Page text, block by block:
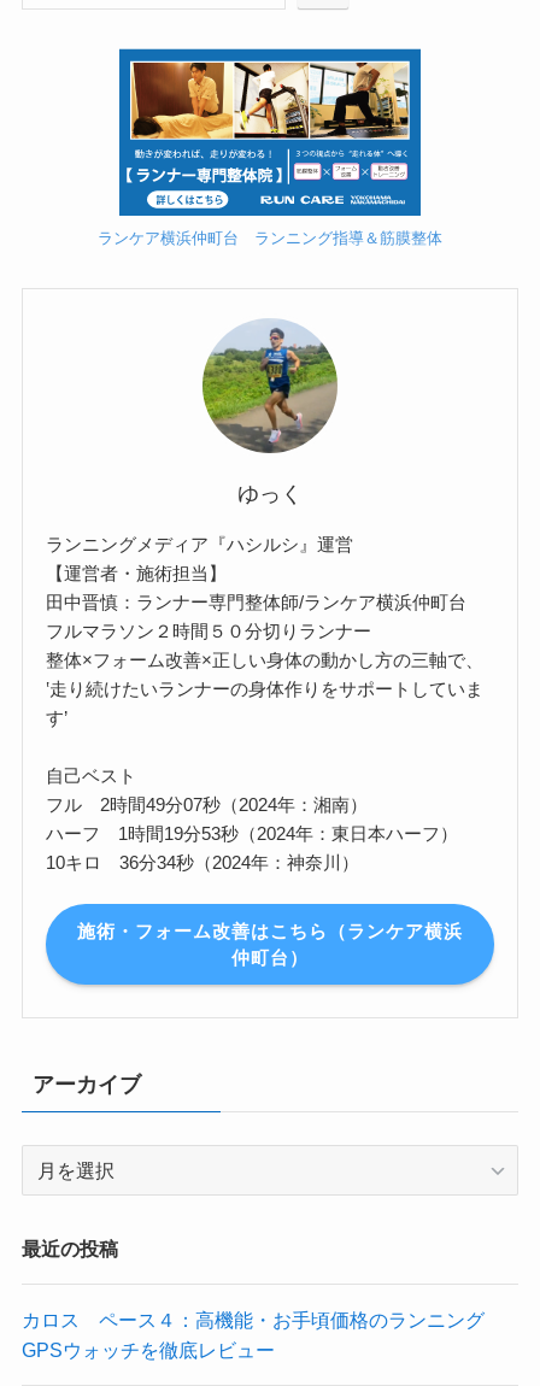
ランケア横浜仲町台 ランニング指導＆筋膜整体
ゆっく
ランニングメディア『ハシルシ』運営
【運営者・施術担当】
田中晋慎：ランナー専門整体師/ランケア横浜仲町台
フルマラソン２時間５０分切りランナー
整体×フォーム改善×正しい身体の動かし方の三軸で、
‛走り続けたいランナーの身体作りをサポートしていま
す’
自己ベスト
フル 2時間49分07秒（2024年：湘南）
ハーフ 1時間19分53秒（2024年：東日本ハーフ）
10キロ 36分34秒（2024年：神奈川）
施術・フォーム改善はこちら（ランケア横浜
仲町台）
アーカイブ
イ
ブ
最近の投稿
カロス ペース４：高機能・お手頃価格のランニング
GPSウォッチを徹底レビュー